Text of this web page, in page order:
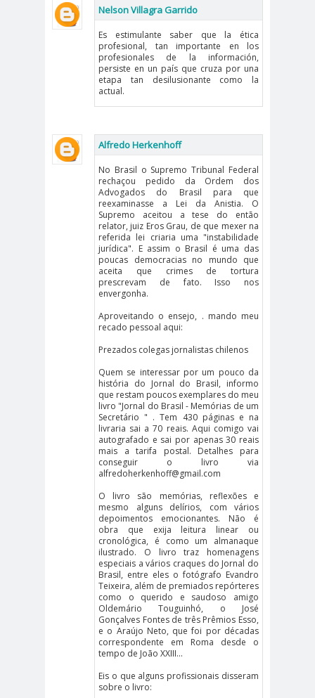
peirodistas
Asociación Nacional de
Magistrados
asociacion
ataque
Aymar
Aysén
Garzón
bancoesta
Huberman
Barcelom
bases para el
debate
beca Berlin
Berlín
Bernardo Larraín
Matte
Bernardo Soria
bloque por el derecho a la
comunicación
BLOQUE SINDICAL DE
UNIDAD SOCIAL
lacrimógena
Boris
González
Cabildo
s
calam
calidad
periodística
Cámara de
Diputados
Cámara de Diputados y
Diputadas
camarógraf
camarógrafos
reporteros gráficos
fotógrafos
Nelson Villagra Garrido
Es estimulante saber que la ética
profesional, tan importante en los
profesionales de la información,
persiste en un país que cruza por una
etapa tan desilusionante como la
actual.
Alfredo Herkenhoff
No Brasil o Supremo Tribunal Federal
rechaçou pedido da Ordem dos
Advogados do Brasil para que
reexaminasse a Lei da Anistia. O
Supremo aceitou a tese do então
relator, juiz Eros Grau, de que mexer na
referida lei criaria uma "instabilidade
jurídica". E assim o Brasil é uma das
poucas democracias no mundo que
aceita que crimes de tortura
prescrevam de fato. Isso nos
envergonha.
Aproveitando o ensejo, . mando meu
recado pessoal aqui:
Prezados colegas jornalistas chilenos
Quem se interessar por um pouco da
história do Jornal do Brasil, informo
que restam poucos exemplares do meu
livro "Jornal do Brasil - Memórias de um
Secretário " . Tem 430 páginas e na
livraria sai a 70 reais. Aqui comigo vai
autografado e sai por apenas 30 reais
mais a tarifa postal. Detalhes para
conseguir o livro via
alfredoherkenhoff@gmail.com
O livro são memórias, reflexões e
mesmo alguns delírios, com vários
depoimentos emocionantes. Não é
obra que exija leitura linear ou
cronológica, é como um almanaque
ilustrado. O livro traz homenagens
especiais a vários craques do Jornal do
Brasil, entre eles o fotógrafo Evandro
Teixeira, além de premiados repórteres
como o querido e saudoso amigo
Oldemário Touguinhó, o José
Gonçalves Fontes de três Prêmios Esso,
e o Araújo Neto, que foi por décadas
correspondente em Roma desde o
tempo de João XXIII...
Eis o que alguns profissionais disseram
sobre o livro: